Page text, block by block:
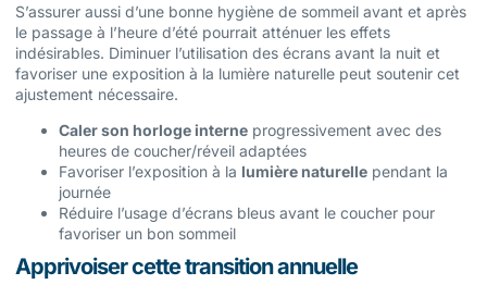
S’assurer aussi d’une bonne hygiène de sommeil avant et après
le passage à l’heure d’été pourrait atténuer les effets
indésirables. Diminuer l’utilisation des écrans avant la nuit et
favoriser une exposition à la lumière naturelle peut soutenir cet
ajustement nécessaire.
Caler son horloge interne progressivement avec des
heures de coucher/réveil adaptées
Favoriser l’exposition à la lumière naturelle pendant la
journée
Réduire l’usage d’écrans bleus avant le coucher pour
favoriser un bon sommeil
Apprivoiser cette transition annuelle